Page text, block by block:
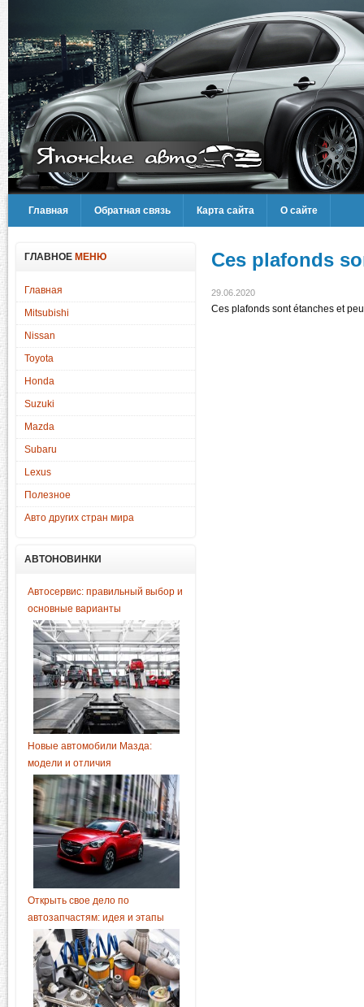
Главная Обратная связь Карта сайта О сайте
ГЛАВНОЕ МЕНЮ
Главная
Mitsubishi
Nissan
Toyota
Honda
Suzuki
Mazda
Subaru
Lexus
Полезное
Авто других стран мира
АВТОНОВИНКИ
Автосервис: правильный выбор и
основные варианты
Новые автомобили Мазда:
модели и отличия
Открыть свое дело по
автозапчастям: идея и этапы
Ces plafonds
29.06.2020
Ces plafonds sont étanches et